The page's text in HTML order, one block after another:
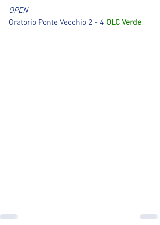
OPEN
Oratorio Ponte Vecchio 2 - 4 OLC Verde